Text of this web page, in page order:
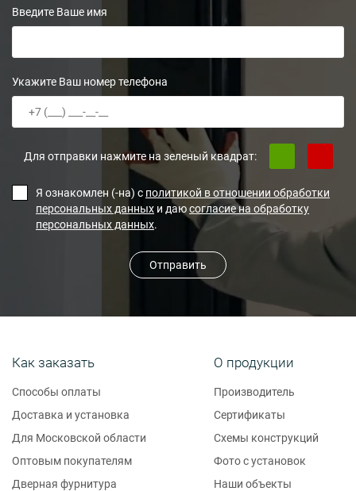
Введите Ваше имя
Укажите Ваш номер телефона
Для отправки нажмите на зеленый квадрат:
Я ознакомлен (-на) с политикой в отношении обработки
персональных данных и даюсогласие на обработку
персональных данных.
Отправить
Как заказать
Способы оплаты
Доставка и установка
Для Московской области
Оптовым покупателям
Дверная фурнитура
О продукции
Производитель
Сертификаты
Схемы конструкций
Фото с установок
Наши объекты